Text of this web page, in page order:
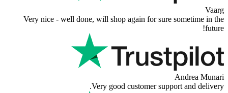
Very nice - well done, will shop
Very good